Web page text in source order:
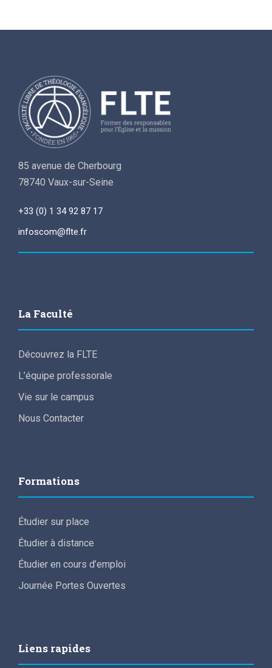
85 avenue de Cherbourg
78740 Vaux-sur-Seine
+33 (0) 1 34 92 87 17
infoscom@flte.fr
La Faculté
Découvrez la FLTE
L’équipe professorale
Vie sur le campus
Nous Contacter
Formations
Étudier sur place
Étudier à distance
Étudier en cours d’emploi
Journée Portes Ouvertes
Liens rapides